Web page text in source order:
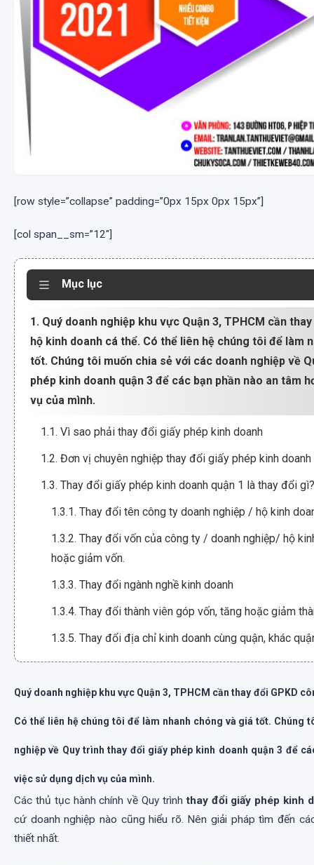
[row style=”collapse” padding=”0px 15px 0px 15px”]
[col span__sm=”12″]
Mục lục
1. Quý doanh nghiệp khu vực Quận 3, TPHCM cần
hộ kinh doanh cá thể. Có thể liên hệ chúng tôi để làm
tốt. Chúng tôi muốn chia sẻ với các doanh nghiệp về
phép kinh doanh quận 3 để các bạn phần nào an tâm
vụ của mình.
1.1. Vì sao phải thay đổi giấy phép kinh doanh
1.2. Đơn vị chuyên nghiệp thay đổi giấy phép kinh doanh
1.3. Thay đổi giấy phép kinh doanh quận 1 là thay đổi gì?
1.3.1. Thay đổi tên công ty doanh nghiệp / hộ kinh
1.3.2. Thay đổi vốn của công ty / doanh nghiệp/ hộ
hoặc giảm vốn.
1.3.3. Thay đổi ngành nghề kinh doanh
1.3.4. Thay đổi thành viên góp vốn, tăng hoặc giảm
1.3.5. Thay đổi địa chỉ kinh doanh cùng quận, khác
1.3.6. Thay đổi giám đốc đại diện pháp luật đối với
1.3.7. Chuyển đổi loại hình doanh nghiệp
1.3.8. Tạm ngưng kinh doanh 1 năm
1.3.9. Giải thể công ty / doanh nghiệp hay hộ kinh
1.4. Tham khảo các dịch vụ khác của chúng tôi.
1.5. Thông tin liên hệ địa chỉ cấp giấy phép kinh doanh
Quý doanh nghiệp khu vực Quận 3, TPHCM cần thay đổi GPKD
Có thể liên hệ chúng tôi để làm nhanh chóng và giá tốt. Chúng
nghiệp về Quy trình thay đổi giấy phép kinh doanh quận 3 để
việc sử dụng dịch vụ của mình.
Các thủ tục hành chính về Quy trình thay đổi giấy phép kinh
cứ doanh nghiệp nào cũng hiểu rõ. Nên giải pháp tìm đến
thiết nhất.